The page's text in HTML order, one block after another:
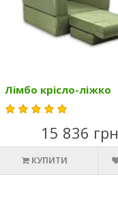
Лімбо крісло-ліжко
15 836 грн
КУПИТИ